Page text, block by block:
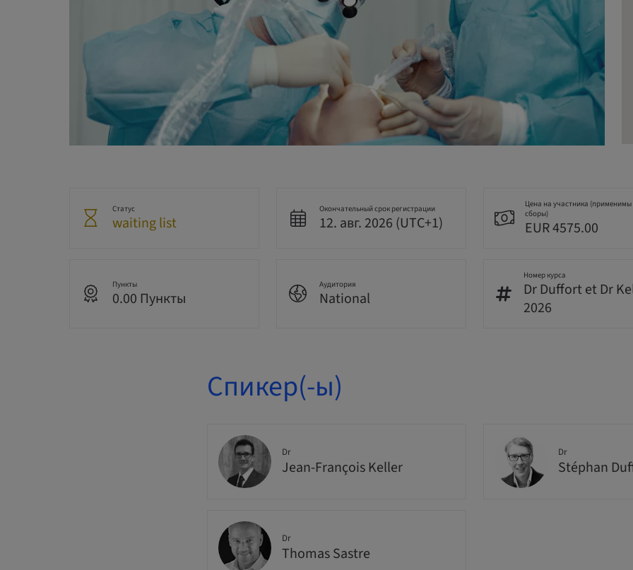
Статус
waiting list
Окончательный срок регистрации
12. авг. 2026 (UTC+1)
Цена на участника
сборы)
EUR 4575.00
Пункты
0.00 Пункты
Аудитория
National
Номер курса
Dr Duffort et Dr
2026
Спикер(-ы)
Dr
Jean-François Keller
Dr
Stéphan
Dr
Thomas Sastre